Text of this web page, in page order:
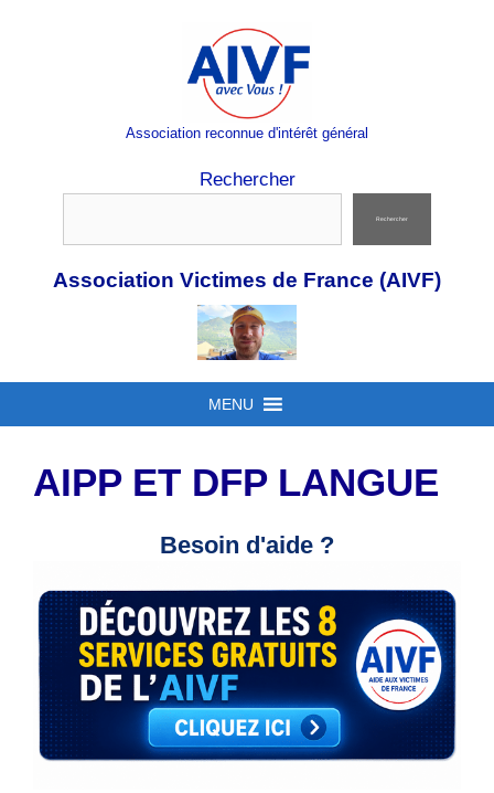
Association reconnue d'intérêt général
Rechercher
Rechercher
Association Victimes de France (AIVF)
MENU
AIPP ET DFP LANGUE
Besoin d'aide ?